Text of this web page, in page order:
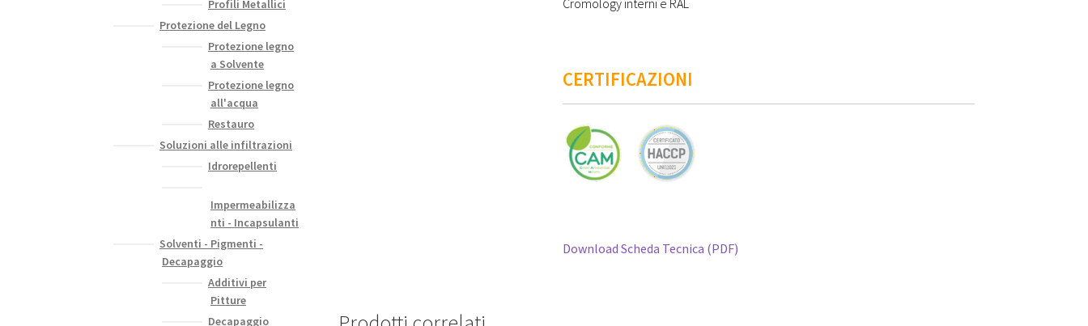
Cromology interni e RAL
CERTIFICAZIONI
Download Scheda Tecnica (PDF)
Profili Metallici
Protezione del Legno
Protezione legno
a Solvente
Protezione legno
all'acqua
Restauro
Soluzioni alle infiltrazioni
Idrorepellenti
Impermeabilizza
nti - Incapsulanti
Solventi - Pigmenti -
Decapaggio
Additivi per
Pitture
Decapaggio